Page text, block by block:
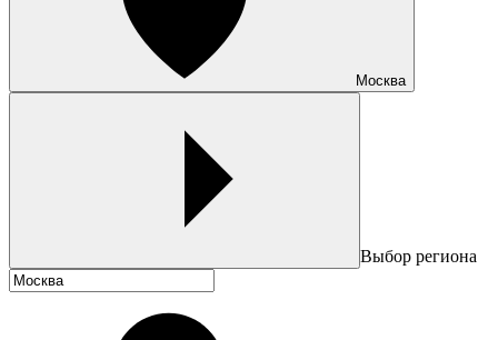
Москва
Выбор региона